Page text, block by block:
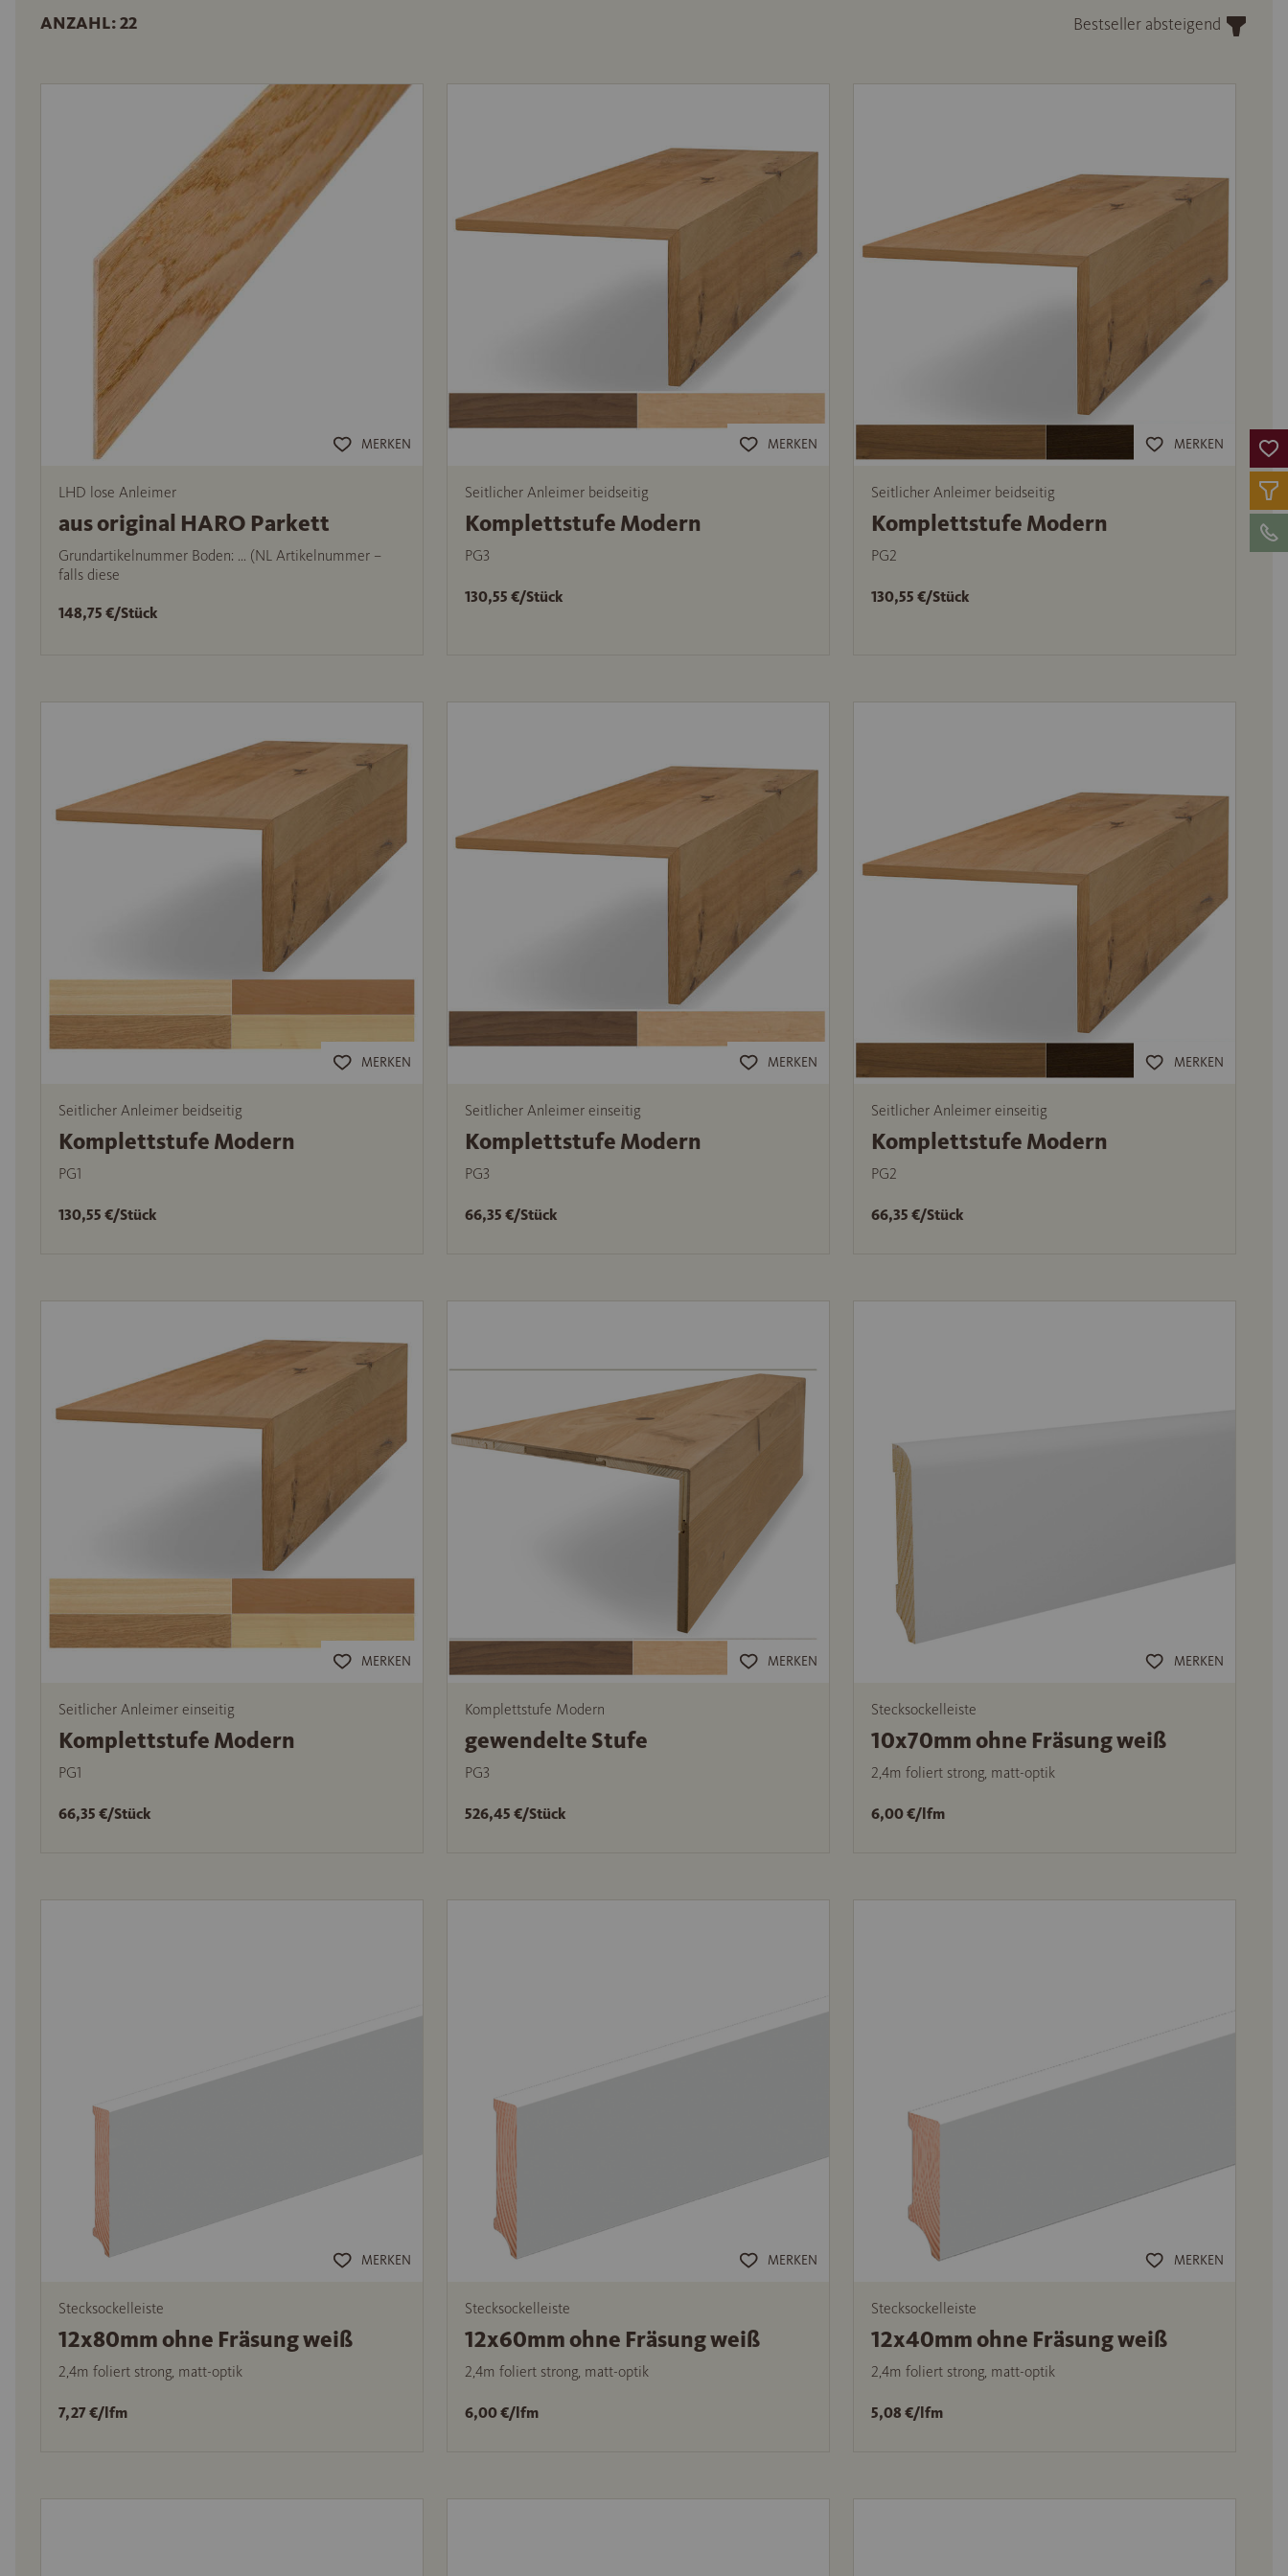
ANZAHL: 22 Bestseller absteigend
MERKEN
LHD lose Anleimer
aus original HARO Parkett
Grundartikelnummer Boden: … (NL Artikelnummer –
falls diese
148,75 €/Stück
MERKEN
Seitlicher Anleimer beidseitig
Komplettstufe Modern
PG3
130,55 €/Stück
MERKEN
Seitlicher Anleimer beidseitig
Komplettstufe Modern
PG2
130,55 €/Stück
MERKEN
Seitlicher Anleimer beidseitig
Komplettstufe Modern
PG1
130,55 €/Stück
MERKEN
Seitlicher Anleimer einseitig
Komplettstufe Modern
PG3
66,35 €/Stück
MERKEN
Seitlicher Anleimer einseitig
Komplettstufe Modern
PG2
66,35 €/Stück
MERKEN
Seitlicher Anleimer einseitig
Komplettstufe Modern
PG1
66,35 €/Stück
MERKEN
Komplettstufe Modern
gewendelte Stufe
PG3
526,45 €/Stück
MERKEN
Stecksockelleiste
10x70mm ohne Fräsung weiß
2,4m foliert strong, matt-optik
6,00 €/lfm
MERKEN
Stecksockelleiste
12x80mm ohne Fräsung weiß
2,4m foliert strong, matt-optik
7,27 €/lfm
MERKEN
Stecksockelleiste
12x60mm ohne Fräsung weiß
2,4m foliert strong, matt-optik
6,00 €/lfm
MERKEN
Stecksockelleiste
12x40mm ohne Fräsung weiß
2,4m foliert strong, matt-optik
5,08 €/lfm